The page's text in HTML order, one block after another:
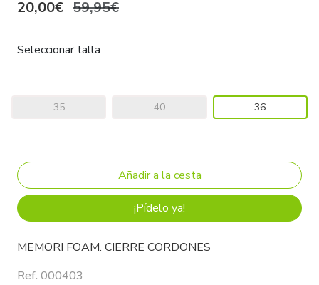
20,00€ 59,95€
Seleccionar talla
35 40 36
¡Pídelo ya!
MEMORI FOAM. CIERRE CORDONES
Ref. 000403